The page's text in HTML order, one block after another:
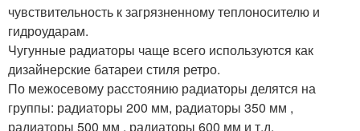
чувствительность к загрязненному теплоносителю и
гидроударам.
Чугунные радиаторы чаще всего используются как
дизайнерские батареи стиля ретро.
По межосевому расстоянию радиаторы делятся на
группы: радиаторы 200 мм, радиаторы 350 мм ,
радиаторы 500 мм , радиаторы 600 мм и т.д.